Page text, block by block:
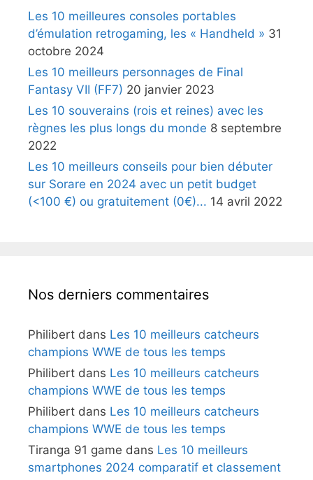
Les 10 meilleures consoles portables
d’émulation retrogaming, les « Handheld » 31
octobre 2024
Les 10 meilleurs personnages de Final
Fantasy VII (FF7) 20 janvier 2023
Les 10 souverains (rois et reines) avec les
règnes les plus longs du monde 8 septembre
2022
Les 10 meilleurs conseils pour bien débuter
sur Sorare en 2024 avec un petit budget
(<100 €) ou gratuitement (0€)... 14 avril 2022
Nos derniers commentaires
Philibert dans Les 10 meilleurs catcheurs
champions WWE de tous les temps
Philibert dans Les 10 meilleurs catcheurs
champions WWE de tous les temps
Philibert dans Les 10 meilleurs catcheurs
champions WWE de tous les temps
Tiranga 91 game dans Les 10 meilleurs
smartphones 2024 comparatif et classement